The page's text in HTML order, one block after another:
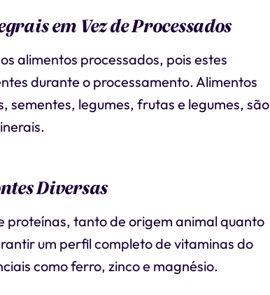
em Vez de Processados
alimentos processados, pois estes
durante o processamento. Alimentos
sementes, legumes, frutas e legumes, são
Diversas
proteínas, tanto de origem animal quanto
um perfil completo de vitaminas do
como ferro, zinco e magnésio.